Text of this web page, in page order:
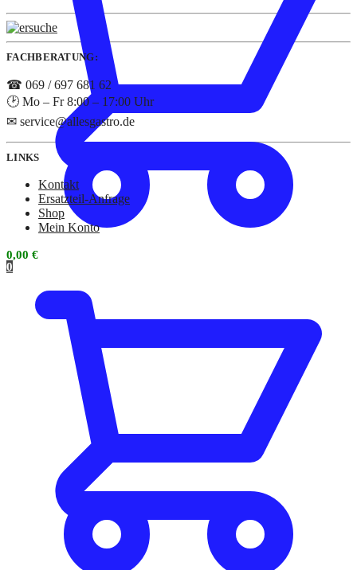
0
FACHBERATUNG:
☎ 069 / 697 681 62
🕑 Mo – Fr 8:00 – 17:00 Uhr
✉ service@allesgastro.de
LINKS
Kontakt
Ersatzteil-Anfrage
Shop
Mein Konto
0,00 €